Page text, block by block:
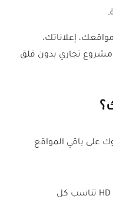
إعلاناتك،
مشروع تجاري بدون قلق
على باقي المواقع
: يوفر الموقع صور بدقة HD تناسب كل